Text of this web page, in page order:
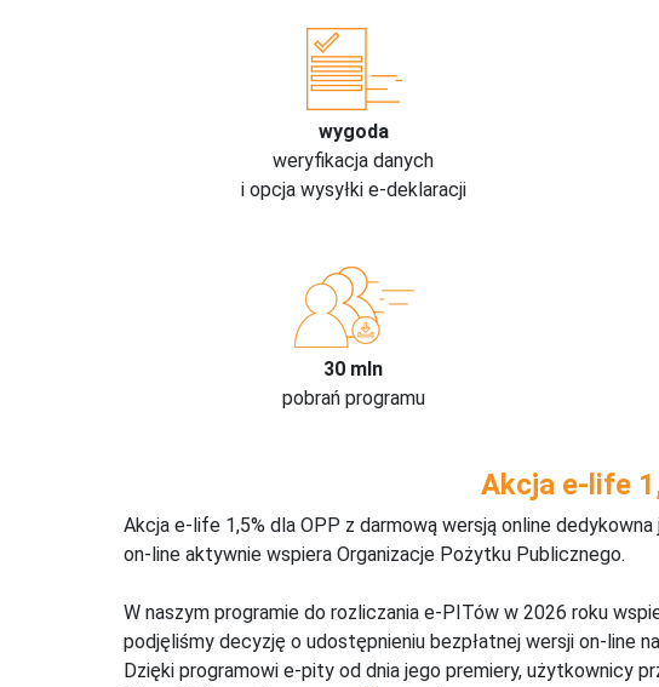
wygoda
weryfikacja danych
i opcja wysyłki e-deklaracji
30 mln
pobrań programu
Akcja e-life
Akcja e-life 1,5% dla OPP z darmową wersją online
on-line aktywnie wspiera Organizacje Pożytku Publicznego.
W naszym programie do rozliczania e-PITów w 2026 roku
podjęliśmy decyzję o udostępnieniu bezpłatnej wersji on-line
Dzięki programowi e-pity od dnia jego premiery, użytkownicy